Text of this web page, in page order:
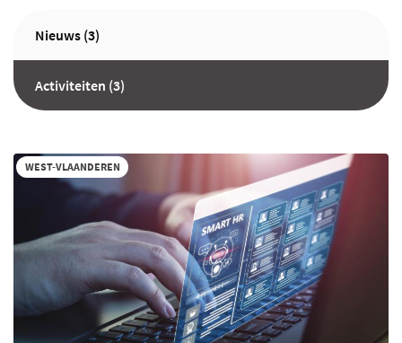
Nieuws (3)
Activiteiten (3)
WEST-VLAANDEREN